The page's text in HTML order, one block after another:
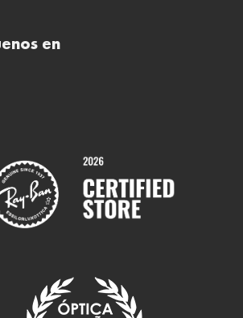
en